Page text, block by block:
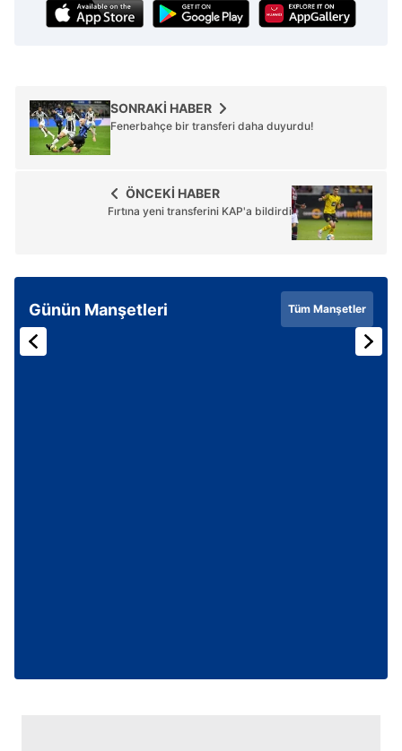
SONRAKİ HABER
Fenerbahçe bir transferi daha duyurdu!
ÖNCEKİ HABER
Fırtına yeni transferini KAP'a bildirdi
Günün Manşetleri Tüm Manşetler